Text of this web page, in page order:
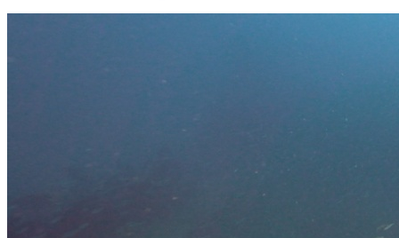
ein neues Forensystem
erreichbar.